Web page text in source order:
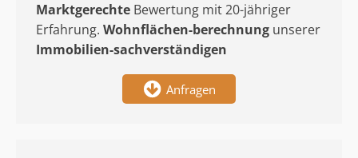
Marktgerechte Bewertung mit 20-jähriger
Erfahrung. Wohnflächen-berechnung unserer
Immobilien-sachverständigen
Anfragen